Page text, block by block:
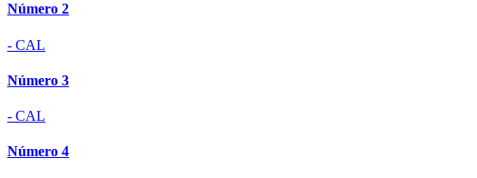
Número 2
- CAL
Número 3
- CAL
Número 4